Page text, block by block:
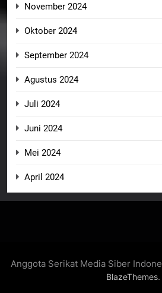
November 2024
Oktober 2024
September 2024
Agustus 2024
Juli 2024
Juni 2024
Mei 2024
April 2024
Anggota Serikat Media Siber
BlazeThemes.